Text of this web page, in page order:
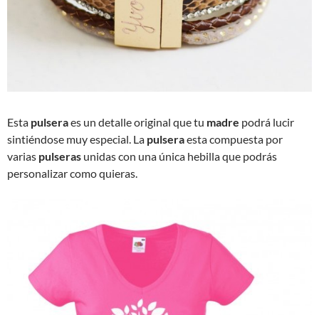
Esta pulseraes un detalle original que tu madre podrá lucir
sintiéndose muy especial. La pulseraesta compuesta por
varias pulseras unidas con una única hebilla que podrás
personalizar como quieras.